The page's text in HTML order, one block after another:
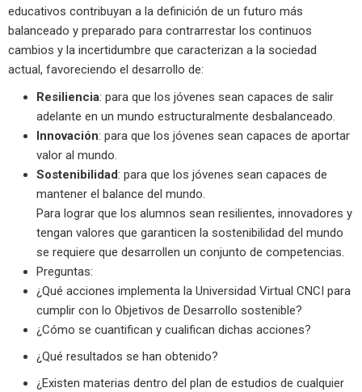
educativos contribuyan a la definición de un futuro más
balanceado y preparado para contrarrestar los continuos
cambios y la incertidumbre que caracterizan a la sociedad
actual, favoreciendo el desarrollo de:
Resiliencia: para que los jóvenes sean capaces de salir
adelante en un mundo estructuralmente desbalanceado.
Innovación: para que los jóvenes sean capaces de aportar
valor al mundo.
Sostenibilidad: para que los jóvenes sean capaces de
mantener el balance del mundo.
Para lograr que los alumnos sean resilientes, innovadores y
tengan valores que garanticen la sostenibilidad del mundo
se requiere que desarrollen un conjunto de competencias.
Preguntas:
¿Qué acciones implementa la Universidad Virtual CNCI para
cumplir con lo Objetivos de Desarrollo sostenible?
¿Cómo se cuantifican y cualifican dichas acciones?
¿Qué resultados se han obtenido?
¿Existen materias dentro del plan de estudios de cualquier